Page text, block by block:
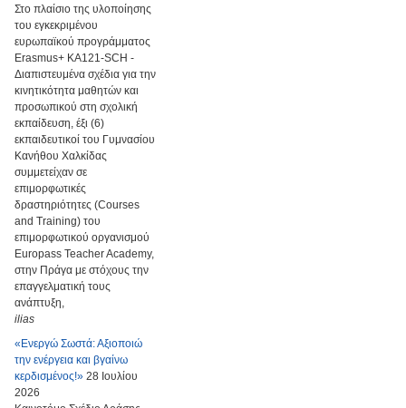
Στο πλαίσιο της υλοποίησης
του εγκεκριμένου
ευρωπαϊκού προγράμματος
Erasmus+ KA121-SCH -
Διαπιστευμένα σχέδια για την
κινητικότητα μαθητών και
προσωπικού στη σχολική
εκπαίδευση, έξι (6)
εκπαιδευτικοί του Γυμνασίου
Κανήθου Χαλκίδας
συμμετείχαν σε
επιμορφωτικές
δραστηριότητες (Courses
and Training) του
επιμορφωτικού οργανισμού
Europass Teacher Academy,
στην Πράγα με στόχους την
επαγγελματική τους
ανάπτυξη,
ilias
«Ενεργώ Σωστά: Αξιοποιώ
την ενέργεια και βγαίνω
κερδισμένος!» 28 Ιουλίου
2026